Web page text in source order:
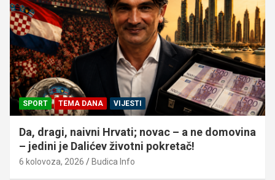
SPORT TEMA DANA VIJESTI
Da, dragi, naivni Hrvati; novac – a ne domovina
– jedini je Dalićev životni pokretač!
6 kolovoza, 2026 Budica Info